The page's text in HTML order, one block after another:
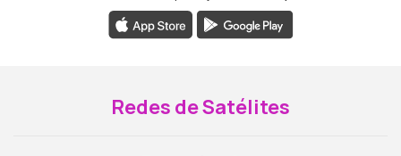
Redes de Satélites